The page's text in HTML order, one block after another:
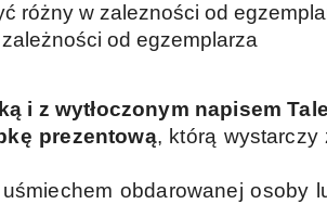
różny w zalezności od
od egzemplarza
i z wytłoczonym napisem
prezentową, którą wystarczy
obdarowanej osoby